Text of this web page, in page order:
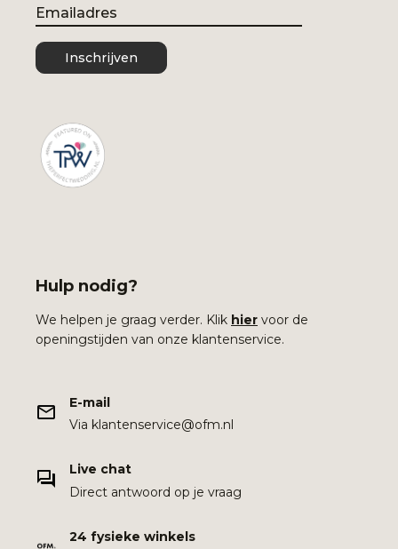
Email
Inschrijven
Hulp nodig?
We helpen je graag verder. Klik hier voor de
openingstijden van onze klantenservice.
E-mail
Via klantenservice@ofm.nl
Live chat
Direct antwoord op je vraag
24 fysieke winkels